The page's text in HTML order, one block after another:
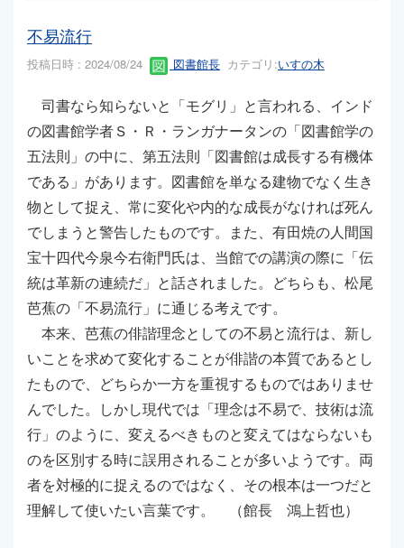
不易流行
投稿日時 : 2024/08/24 図書館長 カテゴリ:いすの木
司書なら知らないと「モグリ」と言われる、インド
の図書館学者Ｓ・Ｒ・ランガナータンの「図書館学の
五法則」の中に、第五法則「図書館は成長する有機体
である」があります。図書館を単なる建物でなく生き
物として捉え、常に変化や内的な成長がなければ死ん
でしまうと警告したものです。また、有田焼の人間国
宝十四代今泉今右衛門氏は、当館での講演の際に「伝
統は革新の連続だ」と話されました。どちらも、松尾
芭蕉の「不易流行」に通じる考えです。
本来、芭蕉の俳諧理念としての不易と流行は、新し
いことを求めて変化することが俳諧の本質であるとし
たもので、どちらか一方を重視するものではありませ
んでした。しかし現代では「理念は不易で、技術は流
行」のように、変えるべきものと変えてはならないも
のを区別する時に誤用されることが多いようです。両
者を対極的に捉えるのではなく、その根本は一つだと
理解して使いたい言葉です。 （館長 鴻上哲也）